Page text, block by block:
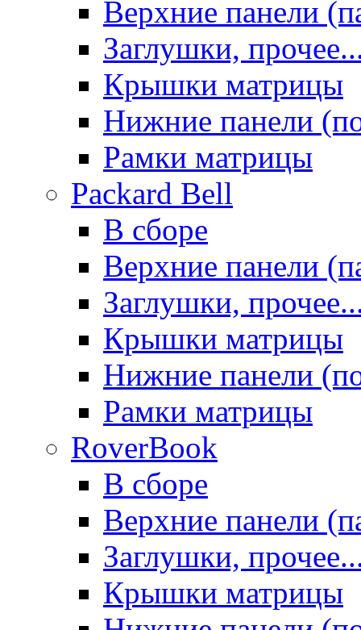
Верхние панели
Заглушки,
Крышки матрицы
Нижние панели
Рамки матрицы
Packard Bell
В сборе
Верхние панели
Заглушки,
Крышки матрицы
Нижние панели
Рамки матрицы
RoverBook
В сборе
Верхние панели
Заглушки,
Крышки матрицы